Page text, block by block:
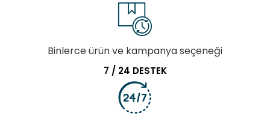
Binlerce ürün ve kampanya seçeneği
7 / 24 DESTEK